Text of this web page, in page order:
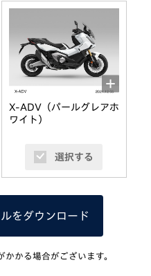
X-ADV（パールグレアホ
ワイト）
選択する
をダウンロード
かる場合がございます。